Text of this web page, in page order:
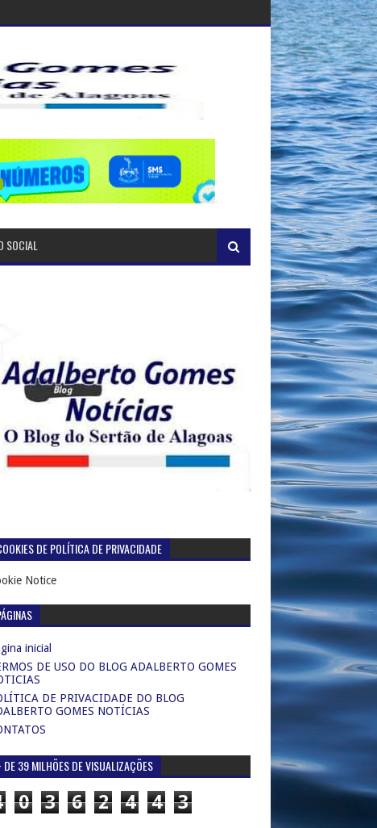
SOCIAL
DE POLÍTICA DE PRIVACIDADE
Notice
inicial
DE USO DO BLOG ADALBERTO GOMES
DE PRIVACIDADE DO BLOG
GOMES NOTÍCIAS
DE 39 MILHÕES DE VISUALIZAÇÕES
0 3 6 2 4 4 3